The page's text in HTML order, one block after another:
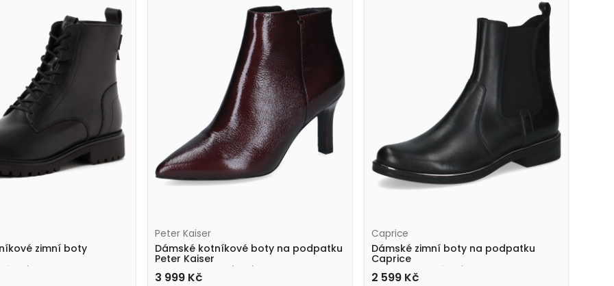
zimní boty
černé
Peter Kaiser
Dámské kotníkové boty na podpatku
Peter Kaiser
9-75334-47 557 vínové
3 999 Kč
Caprice
Dámské zimní boty na podpatku
Caprice
9-25304-41 022 černé
2 599 Kč